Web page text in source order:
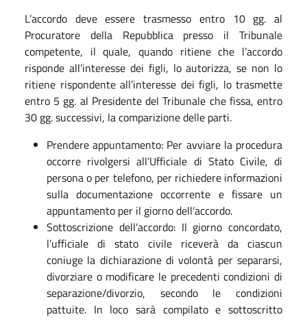
L’accordo deve essere trasmesso entro 10 gg. al
Procuratore della Repubblica presso il Tribunale
competente, il quale, quando ritiene che l’accordo
risponde all’interesse dei figli, lo autorizza, se non lo
ritiene rispondente all’interesse dei figli, lo trasmette
entro 5 gg. al Presidente del Tribunale che fissa, entro
30 gg. successivi, la comparizione delle parti.
Prendere appuntamento: Per avviare la procedura
occorre rivolgersi all’Ufficiale di Stato Civile, di
persona o per telefono, per richiedere informazioni
sulla documentazione occorrente e fissare un
appuntamento per il giorno dell’accordo.
Sottoscrizione dell’accordo: Il giorno concordato,
l’ufficiale di stato civile riceverà da ciascun
coniuge la dichiarazione di volontà per separarsi,
divorziare o modificare le precedenti condizioni di
separazione/divorzio, secondo le condizioni
pattuite. In loco sarà compilato e sottoscritto